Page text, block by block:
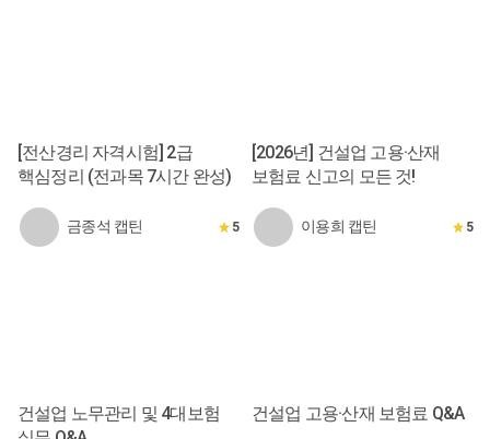
[전산경리 자격시험] 2급
핵심정리 (전과목 7시간 완성)
금종석 캡틴 5
[2026년] 건설업 고용·산재
보험료 신고의 모든 것!
이용희 캡틴 5
건설업 노무관리 및 4대보험
건설업 고용·산재 보험료 Q&A